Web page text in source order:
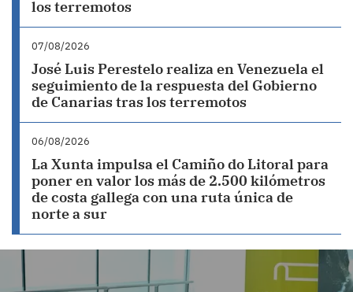
los terremotos
07/08/2026
José Luis Perestelo realiza en Venezuela el
seguimiento de la respuesta del Gobierno
de Canarias tras los terremotos
06/08/2026
La Xunta impulsa el Camiño do Litoral para
poner en valor los más de 2.500 kilómetros
de costa gallega con una ruta única de
norte a sur